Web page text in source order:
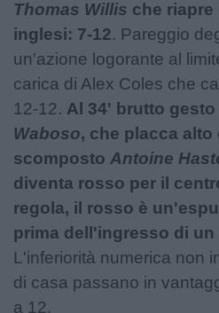
Thomas Willis che riapre
inglesi: 7-12. Pareggio
un'azione logorante al
carica di Alex Coles che
12-12. Al 34' brutto gesto
Waboso, che placca alto
scomposto Antoine
diventa rosso per il
regola, il rosso è
prima dell'ingresso di un
L'inferiorità numerica non
di casa passano in
a 12.